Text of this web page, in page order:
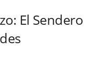
El Sendero